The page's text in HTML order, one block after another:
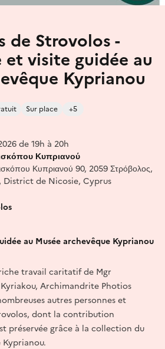
de Strovolos -
et visite guidée au
Kyprianou
Sur place +5
de 19h à 20h
Κυπριανού
Κυπριανού 90, 2059 Στρόβολος,
District de Nicosie, Cyprus
au Musée archevêque Kyprianou
travail caritatif de Mgr
Archimandrite Photios
autres personnes et
dont la contribution
préservée grâce à la collection du
Kyprianou.